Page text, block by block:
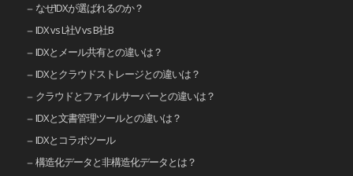
なぜIDXが選ばれるのか？
IDX vs L社V vs B社B
IDXとメール共有との違いは？
IDXとクラウドストレージとの違いは？
クラウドとファイルサーバーとの違いは？
IDXと文書管理ツールとの違いは？
IDXとコラボツール
構造化データと非構造化データとは？